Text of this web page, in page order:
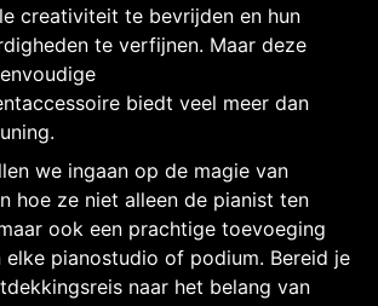
creativiteit te bevrijden en hun
te verfijnen. Maar deze
biedt veel meer dan
we ingaan op de magie van
hoe ze niet alleen de pianist ten
ook een prachtige toevoeging
elke pianostudio of podium. Bereid je
naar het belang van